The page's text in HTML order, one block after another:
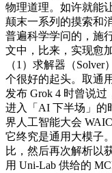
物理道理。如许就能
颠末一系列的摸索和
普遍科学学问的，施
文中，比来，实现愈
（1）求解器（
个很好的起头。取通
发布 Grok 4 时曾说
进入「AI 下半场」的
界人工智能大会
它终究是通用大模子
比，然后再次解析以
用 Uni-Lab 供给的